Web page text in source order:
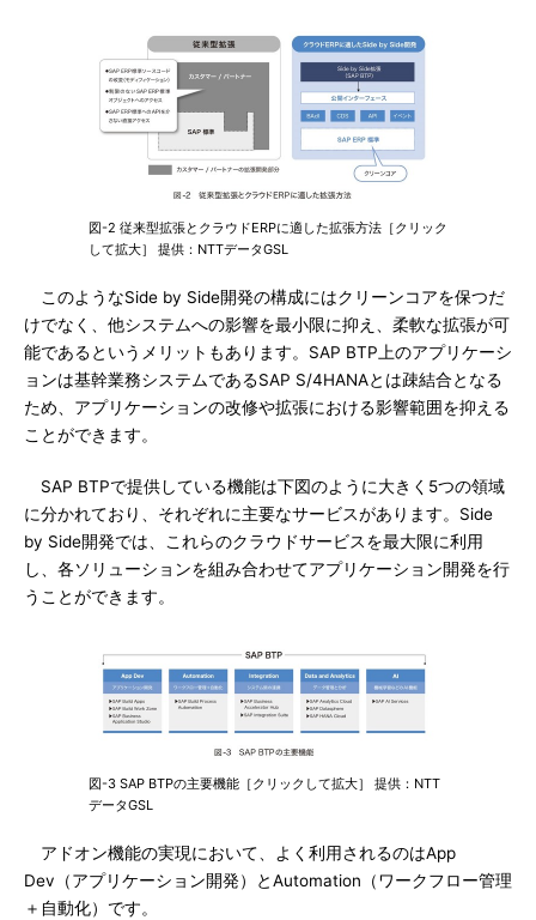
図-2 従来型拡張とクラウドERPに適した拡張方法［クリック
して拡大］ 提供：NTTデータGSL
このようなSide by Side開発の構成にはクリーンコアを保つだ
けでなく、他システムへの影響を最小限に抑え、柔軟な拡張が可
能であるというメリットもあります。SAP BTP上のアプリケーシ
ョンは基幹業務システムであるSAP S/4HANAとは疎結合となる
ため、アプリケーションの改修や拡張における影響範囲を抑える
ことができます。
SAP BTPで提供している機能は下図のように大きく5つの領域
に分かれており、それぞれに主要なサービスがあります。Side
by Side開発では、これらのクラウドサービスを最大限に利用
し、各ソリューションを組み合わせてアプリケーション開発を行
うことができます。
図-3 SAP BTPの主要機能［クリックして拡大］ 提供：NTT
データGSL
アドオン機能の実現において、よく利用されるのはApp
Dev（アプリケーション開発）とAutomation（ワークフロー管理
＋自動化）です。